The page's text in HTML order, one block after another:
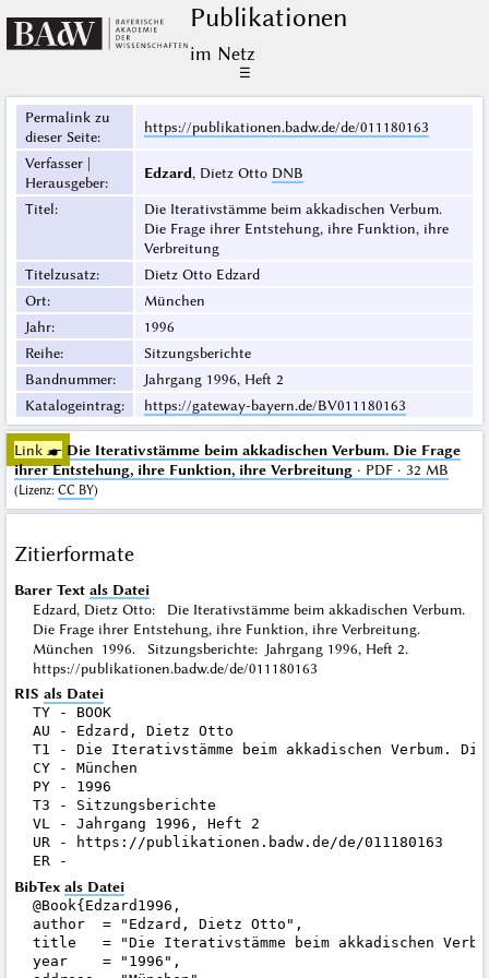
Publikationen
im Netz
☰
Permalink zu
dieser Seite:
https://publikationen.badw.de/de/011180163
Verfasser |
Herausgeber:
Edzard, Dietz Otto DNB
Titel:
Die Iterativstämme beim akkadischen Verbum.
Die Frage ihrer Entstehung, ihre Funktion, ihre
Verbreitung
Titelzusatz:
Dietz Otto Edzard
Ort:
München
Jahr:
1996
Reihe:
Sitzungsberichte
Bandnummer:
Jahrgang 1996, Heft 2
Katalogeintrag: https://gateway-bayern.de/BV011180163
Link ☛ Die Iterativstämme beim akkadischen Verbum. Die Frage
ihrer Entstehung, ihre Funktion, ihre Verbreitung· PDF · 32 MB
(Lizenz: CC BY)
Zitierformate
Barer Text als Datei
Edzard, Dietz Otto: Die Iterativstämme beim akkadischen Verbum.
Die Frage ihrer Entstehung, ihre Funktion, ihre Verbreitung.
München 1996. Sitzungsberichte: Jahrgang 1996, Heft 2.
https://publikationen.badw.de/de/011180163
RIS als Datei
TY - BOOK
AU - Edzard, Dietz Otto
T1 - Die Iterativstämme beim akkadischen Verbum.
CY - München
PY - 1996
T3 - Sitzungsberichte
VL - Jahrgang 1996, Heft 2
UR - https://publikationen.badw.de/de/011180163
BibTex als Datei
@Book{Edzard1996,
author  = "Edzard, Dietz Otto",
title   = "Die Iterativstämme beim akkadischen
year    = "1996",